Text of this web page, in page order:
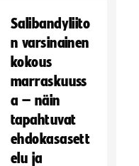
Salibandyliito
n varsinainen
kokous
marraskuuss
a – näin
tapahtuvat
ehdokasasett
elu ja